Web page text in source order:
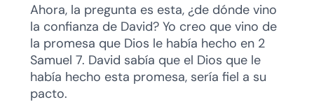
Ahora, la pregunta es esta, ¿de dónde vino
la confianza de David? Yo creo que vino de
la promesa que Dios le había hecho en 2
Samuel 7. David sabía que el Dios que le
había hecho esta promesa, sería fiel a su
pacto.